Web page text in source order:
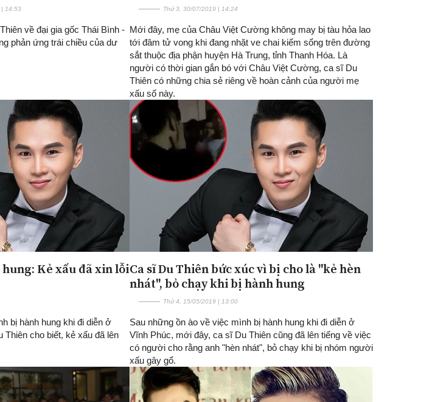
| 14:53
về đại gia gốc Thái Bình -
phản ứng trái chiều của dư
Thứ 3, 30/07/2019 | 14:24
Mới đây, mẹ của Châu Việt Cường không may bị tàu hỏa lao
tới đâm tử vong khi đang nhặt ve chai kiếm sống trên đường
sắt thuộc địa phận huyện Hà Trung, tỉnh Thanh Hóa. Là
người có thời gian gắn bó với Châu Việt Cường, ca sĩ Du
Thiên có những chia sẻ riêng về hoàn cảnh của người mẹ
xấu số này.
Kẻ xấu đã xin lỗi
bị hành hung khi đi diễn ở
cho biết, kẻ xấu đã lên
Ca sĩ Du Thiên bức xúc vì bị cho là "kẻ hèn
nhát", bỏ chạy khi bị hành hung
Thứ 4, 15/05/2019 | 13:00
Sau những ồn ào về việc mình bị hành hung khi đi diễn ở
Vĩnh Phúc, mới đây, ca sĩ Du Thiên cũng đã lên tiếng về việc
có người cho rằng anh "hèn nhát", bỏ chạy khi bị nhóm người
xấu gây gổ.